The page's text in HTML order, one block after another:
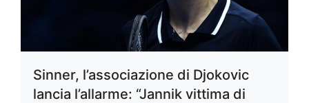
Sinner, l’associazione di Djokovic
lancia l’allarme: “Jannik vittima di